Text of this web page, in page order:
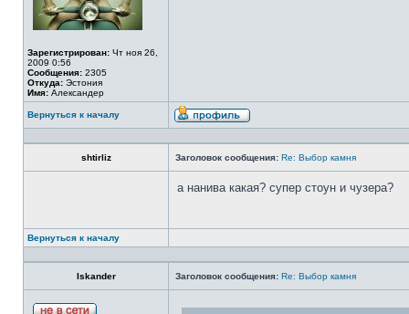
Зарегистрирован: Чт ноя 26,
2009 0:56
Сообщения: 2305
Откуда: Эстония
Имя: Александер
Вернуться к началу
shtirliz Заголовок сообщения: Re: Выбор камня
а нанива какая? супер стоун и чузера?
Вернуться к началу
Iskander Заголовок сообщения: Re: Выбор камня